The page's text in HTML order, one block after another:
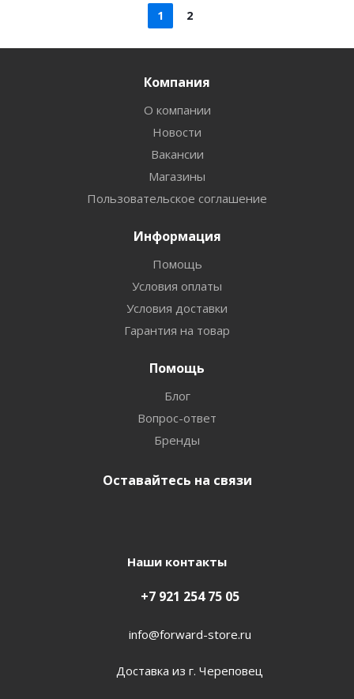
1 2
Компания
О компании
Новости
Вакансии
Магазины
Пользовательское соглашение
Информация
Помощь
Условия оплаты
Условия доставки
Гарантия на товар
Помощь
Блог
Вопрос-ответ
Бренды
Оставайтесь на связи
Наши контакты
+7 921 254 75 05
info@forward-store.ru
Доставка из г. Череповец